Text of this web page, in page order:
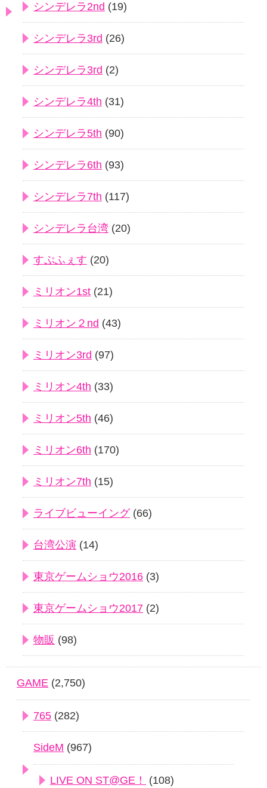
シンデレラ2nd (19)
シンデレラ3rd (26)
シンデレラ3rd (2)
シンデレラ4th (31)
シンデレラ5th (90)
シンデレラ6th (93)
シンデレラ7th (117)
シンデレラ台湾 (20)
すぷふぇす (20)
ミリオン1st (21)
ミリオン２nd (43)
ミリオン3rd (97)
ミリオン4th (33)
ミリオン5th (46)
ミリオン6th (170)
ミリオン7th (15)
ライブビューイング(66)
台湾公演 (14)
東京ゲームショウ2016 (3)
東京ゲームショウ2017 (2)
物販 (98)
GAME (2,750)
765 (282)
SideM (967)
LIVE ON ST@GE！ (108)